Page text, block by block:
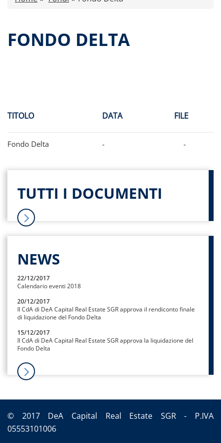
Proventi distribuiti
Tutti i documenti
FONDO DELTA
TITOLO DATA FILE
Fondo Delta - -
TUTTI I DOCUMENTI
NEWS
22/12/2017
Calendario eventi 2018
20/12/2017
Il CdA di DeA Capital Real Estate SGR approva il rendiconto finale
di liquidazione del Fondo Delta
15/12/2017
Il CdA di DeA Capital Real Estate SGR approva la liquidazione del
Fondo Delta
© 2017 DeA Capital Real Estate SGR - P.IVA
05553101006